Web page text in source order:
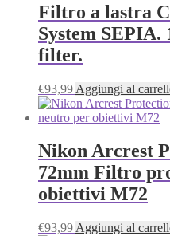
Filtro a lastra
System SEPIA.
filter.
€93,99 Aggiungi al
Nikon Arcrest
72mm Filtro
obiettivi M72
€93,99 Aggiungi al